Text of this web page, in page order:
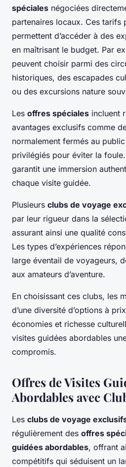
spéciales négociées
partenaires locaux. Ces tarifs
permettent d’accéder à des
en maîtrisant le budget. Par
peuvent choisir parmi des
historiques, des escapades
ou des excursions nature
Les offres spéciales incluent
avantages exclusifs comme
normalement fermés au
privilégiés pour éviter la
garantit une immersion
chaque visite guidée.
Plusieurs clubs de voyage
par leur rigueur dans la
assurant ainsi une qualité
Les types d’expériences
large éventail de voyageurs,
aux amateurs d’aventure.
En choisissant ces clubs, les
d’une diversité d’options à
économies et richesse
visites guidées abordables
compromis.
Offres de Visites
Abordables avec
Les clubs de voyage
régulièrement des offres
guidées abordables, offrant
compétitifs qui séduisent un